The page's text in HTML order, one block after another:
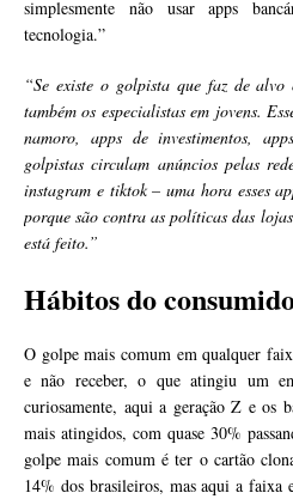
simplesmente não usar apps
tecnologia.”
“Se existe o golpista que faz de alvo
também os especialistas em jovens.
namoro, apps de investimentos,
golpistas circulam anúncios pelas
instagram e tiktok – uma hora esses
porque são contra as políticas das
está feito.”
Hábitos do
O golpe mais comum em qualquer
e não receber, o que atingiu um
curiosamente, aqui a geração Z e os
mais atingidos, com quase 30%
golpe mais comum é ter o cartão
14% dos brasileiros, mas aqui a faixa